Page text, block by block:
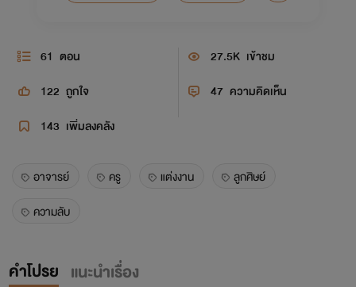
61 ตอน 27.5K เข้าชม
122 ถูกใจ 47 ความคิดเห็น
143 เพิ่มลงคลัง
อาจารย์ ครู แต่งงาน
ลูกศิษย์
ความลับ
คำโปรย แนะนำเรื่อง